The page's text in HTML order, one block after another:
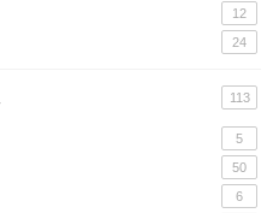
12
24
113
5
50
6